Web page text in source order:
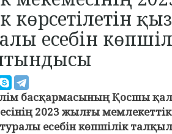
көрсетілетін
есебін
басқармасының Қосшы
2023 жылғы
есебін көпшілік